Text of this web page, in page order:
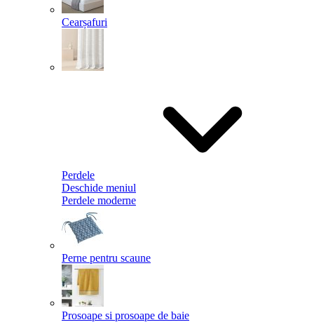
Cearșafuri
Perdele
Deschide meniul
Perdele moderne
Perne pentru scaune
Prosoape si prosoape de baie